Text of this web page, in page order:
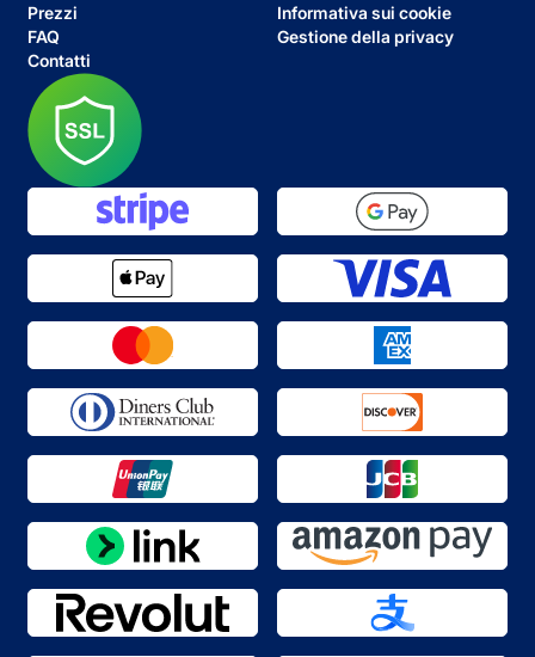
Prezzi
FAQ
Contatti
Informativa sui cookie
Gestione della privacy